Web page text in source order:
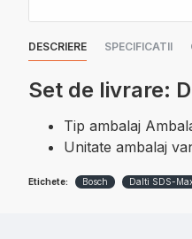
DESCRIERE SPECIFICATII
Set de livrare:
Tip ambalaj
Unitate ambalaj
Etichete: Bosch Dalti SDS-